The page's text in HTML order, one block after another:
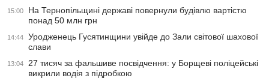
15:00
На Тернопільщині державі повернули будівлю вартістю
понад 50 млн грн
14:44
Уродженець Гусятинщини увійде до Зали світової шахової
слави
13:04
27 тисяч за фальшиве посвідчення: у Борщеві поліцейські
викрили водія з підробкою